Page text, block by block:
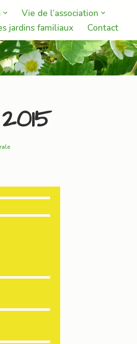
Vie de l’association
jardins familiaux
Contact